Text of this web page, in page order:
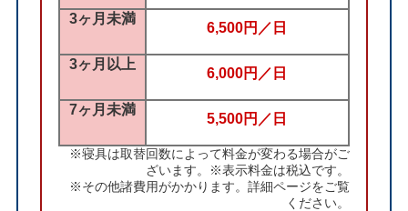
3ヶ月未満
3ヶ月以上
7ヶ月未満
6,500円／日
6,000円／日
5,500円／日
※寝具は取替回数によって料金が変わる場合がご
ざいます。※表示料金は税込です。
※その他諸費用がかかります。詳細ページをご覧
ください。